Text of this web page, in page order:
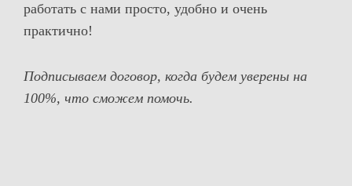
работать с нами просто, удобно и очень
практично!
Подписываем договор, когда будем уверены на
100%, что сможем помочь.